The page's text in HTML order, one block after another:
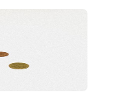
액 합산
상 주요 확인사항
도록 하겠습니
니다.반포 1,2,4
이치 클래스트 ]
공1단지 재건축
주구 [ 반포 디